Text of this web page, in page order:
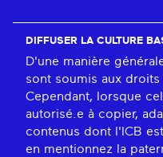
DIFFUSER LA CULTURE
D'une manière
sont soumis aux
Cependant, lorsque
autorisé.e à copier,
contenus dont l'ICB
en mentionnez la